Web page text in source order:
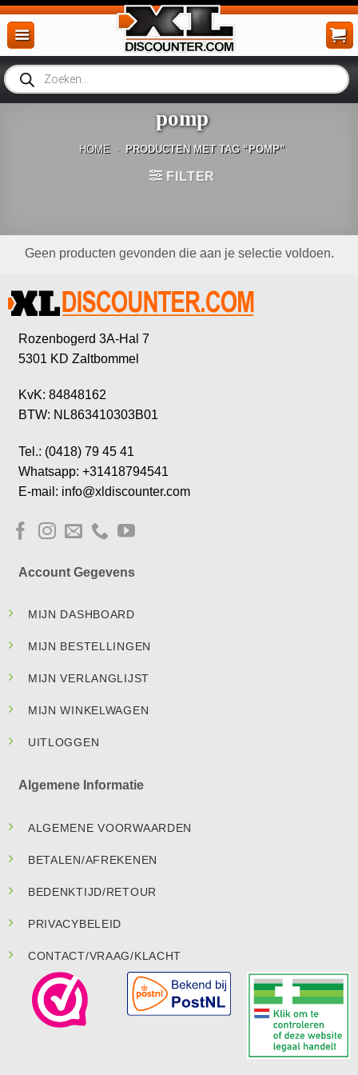
Ga
naar
inhoud
Producten
zoeken
pomp
HOME - PRODUCTEN MET TAG “POMP”
FILTER
Geen producten gevonden die aan je selectie voldoen.
Rozenbogerd 3A-Hal 7
5301 KD Zaltbommel
KvK: 84848162
BTW: NL863410303B01
Tel.: (0418) 79 45 41
Whatsapp: +31418794541
E-mail: info@xldiscounter.com
Account Gegevens
MIJN DASHBOARD
MIJN BESTELLINGEN
MIJN VERLANGLIJST
MIJN WINKELWAGEN
UITLOGGEN
Algemene Informatie
ALGEMENE VOORWAARDEN
BETALEN/AFREKENEN
BEDENKTIJD/RETOUR
PRIVACYBELEID
CONTACT/VRAAG/KLACHT